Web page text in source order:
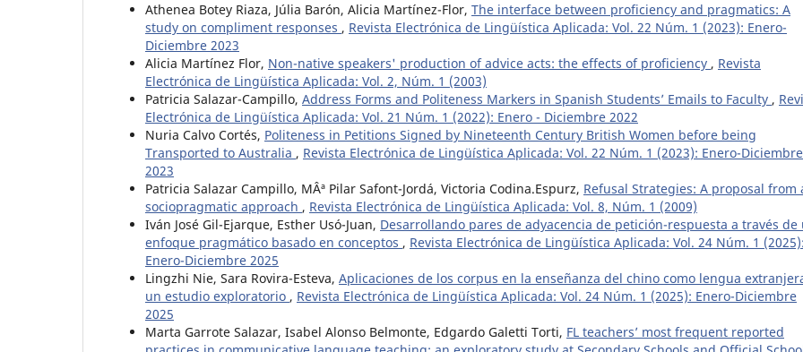
Athenea Botey Riaza, Júlia Barón, Alicia Martínez-Flor, The interface between proficiency and pragmatics: A
study on compliment responses , Revista Electrónica de Lingüística Aplicada: Vol. 22 Núm. 1 (2023): Enero-
Diciembre 2023
Alicia Martínez Flor, Non-native speakers' production of advice acts: the effects of proficiency , Revista
Electrónica de Lingüística Aplicada: Vol. 2, Núm. 1 (2003)
Patricia Salazar-Campillo, Address Forms and Politeness Markers in Spanish Students’ Emails to Faculty ,
Electrónica de Lingüística Aplicada: Vol. 21 Núm. 1 (2022): Enero - Diciembre 2022
Nuria Calvo Cortés, Politeness in Petitions Signed by Nineteenth Century British Women before being
Transported to Australia , Revista Electrónica de Lingüística Aplicada: Vol. 22 Núm. 1 (2023): Enero-Diciembre
2023
Patricia Salazar Campillo, MÂª Pilar Safont-Jordá, Victoria Codina.Espurz, Refusal Strategies: A proposal from
sociopragmatic approach , Revista Electrónica de Lingüística Aplicada: Vol. 8, Núm. 1 (2009)
Iván José Gil-Ejarque, Esther Usó-Juan, Desarrollando pares de adyacencia de petición-respuesta a través de
enfoque pragmático basado en conceptos , Revista Electrónica de Lingüística Aplicada: Vol. 24 Núm. 1 (2025):
Enero-Diciembre 2025
Lingzhi Nie, Sara Rovira-Esteva, Aplicaciones de los corpus en la enseñanza del chino como lengua
un estudio exploratorio , Revista Electrónica de Lingüística Aplicada: Vol. 24 Núm. 1 (2025): Enero-Diciembre
2025
Marta Garrote Salazar, Isabel Alonso Belmonte, Edgardo Galetti Torti, FL teachers’ most frequent reported